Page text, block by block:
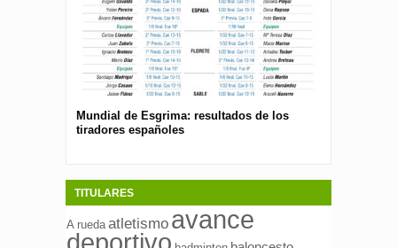
Mundial de Esgrima: resultados de los
tiradores españoles
TITULARES
A rueda atletismo avance